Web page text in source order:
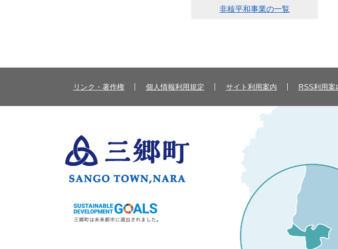
非核平和事業の一覧
リンク・著作権 個人情報利用規定 サイト利用案内 RSS利用案